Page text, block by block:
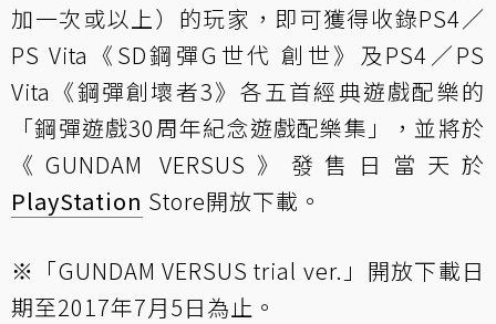
加一次或以上）的玩家，即可獲得收錄PS4／
PS Vita《SD鋼彈G世代 創世》及PS4／PS
Vita《鋼彈創壞者3》各五首經典遊戲配樂的
「鋼彈遊戲30周年紀念遊戲配樂集」，並將於
《GUNDAM VERSUS》發售日當天於
PlayStation Store開放下載。
※「GUNDAM VERSUS trial ver.」開放下載日
期至2017年7月5日為止。